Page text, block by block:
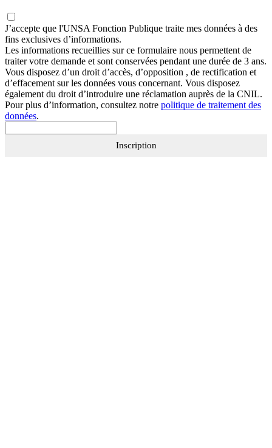
J’accepte que l'UNSA Fonction Publique traite mes données à des
fins exclusives d’informations.
Les informations recueillies sur ce formulaire nous permettent de
traiter votre demande et sont conservées pendant une durée de 3 ans.
Vous disposez d’un droit d’accès, d’opposition , de rectification et
d’effacement sur les données vous concernant. Vous disposez
également du droit d’introduire une réclamation auprès de la CNIL.
Pour plus d’information, consultez notre politique de traitement des
données.
Inscription